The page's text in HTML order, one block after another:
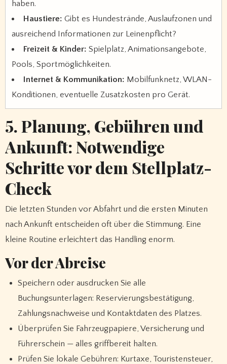
haben.
Haustiere: Gibt es Hundestrände, Auslaufzonen und
ausreichend Informationen zur Leinenpflicht?
Freizeit & Kinder: Spielplatz, Animationsangebote,
Pools, Sportmöglichkeiten.
Internet & Kommunikation: Mobilfunknetz, WLAN-
Konditionen, eventuelle Zusatzkosten pro Gerät.
5. Planung, Gebühren und
Ankunft: Notwendige
Schritte vor dem Stellplatz-
Check
Die letzten Stunden vor Abfahrt und die ersten Minuten
nach Ankunft entscheiden oft über die Stimmung. Eine
kleine Routine erleichtert das Handling enorm.
Vor der Abreise
Speichern oder ausdrucken Sie alle
Buchungsunterlagen: Reservierungsbestätigung,
Zahlungsnachweise und Kontaktdaten des Platzes.
Überprüfen Sie Fahrzeugpapiere, Versicherung und
Führerschein — alles griffbereit halten.
Prüfen Sie lokale Gebühren: Kurtaxe, Touristensteuer,